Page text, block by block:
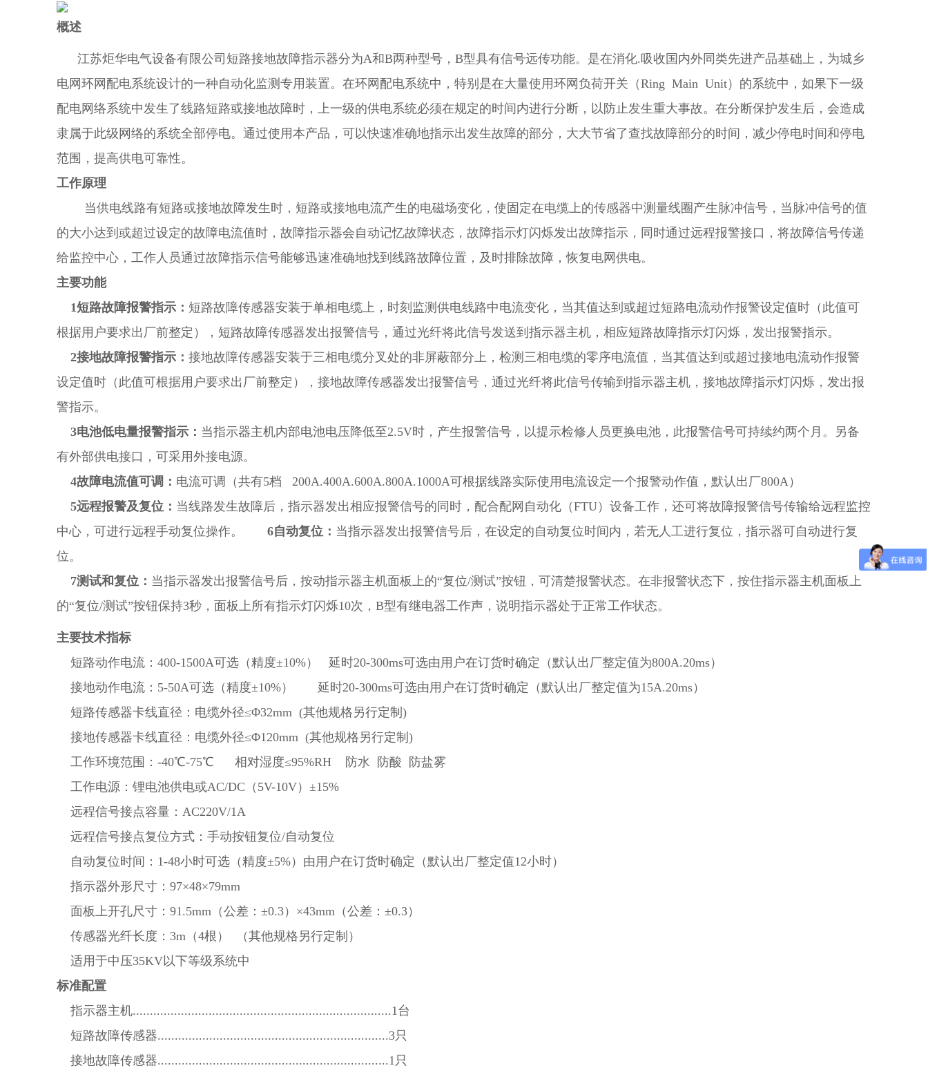
概述
江苏炬华电气设备有限公司短路接地故障指示器分为A和B两种型号，B型具有信号远传功能。是在消化.吸收国内外同类先进产品基础上，为城乡
电网环网配电系统设计的一种自动化监测专用装置。在环网配电系统中，特别是在大量使用环网负荷开关（Ring Main Unit）的系统中，如果下一级
配电网络系统中发生了线路短路或接地故障时，上一级的供电系统必须在规定的时间内进行分断，以防止发生重大事故。在分断保护发生后，会造成
隶属于此级网络的系统全部停电。通过使用本产品，可以快速准确地指示出发生故障的部分，大大节省了查找故障部分的时间，减少停电时间和停电
范围，提高供电可靠性。
工作原理
当供电线路有短路或接地故障发生时，短路或接地电流产生的电磁场变化，使固定在电缆上的传感器中测量线圈产生脉冲信号，当脉冲信号的值
的大小达到或超过设定的故障电流值时，故障指示器会自动记忆故障状态，故障指示灯闪烁发出故障指示，同时通过远程报警接口，将故障信号传递
给监控中心，工作人员通过故障指示信号能够迅速准确地找到线路故障位置，及时排除故障，恢复电网供电。
主要功能
1短路故障报警指示： 短路故障传感器安装于单相电缆上，时刻监测供电线路中电流变化，当其值达到或超过短路电流动作报警设定值时（此值可
根据用户要求出厂前整定），短路故障传感器发出报警信号，通过光纤将此信号发送到指示器主机，相应短路故障指示灯闪烁，发出报警指示。
2接地故障报警指示： 接地故障传感器安装于三相电缆分叉处的非屏蔽部分上，检测三相电缆的零序电流值，当其值达到或超过接地电流动作报警
设定值时（此值可根据用户要求出厂前整定），接地故障传感器发出报警信号，通过光纤将此信号传输到指示器主机，接地故障指示灯闪烁，发出报
警指示。
3电池低电量报警指示： 当指示器主机内部电池电压降低至2.5V时，产生报警信号，以提示检修人员更换电池，此报警信号可持续约两个月。另备
有外部供电接口，可采用外接电源。
4故障电流值可调： 电流可调（共有5档 200A.400A.600A.800A.1000A可根据线路实际使用电流设定一个报警动作值，默认出厂800A）
5远程报警及复位： 当线路发生故障后，指示器发出相应报警信号的同时，配合配网自动化（FTU）设备工作，还可将故障报警信号传输给远程监控
中心，可进行远程手动复位操作。
6自动复位： 当指示器发出报警信号后，在设定的自动复位时间内，若无人工进行复位，指示器可自动进行复
位。
7测试和复位： 当指示器发出报警信号后，按动指示器主机面板上的“复位/测试”按钮，可清楚报警状态。在非报警状态下，按住指示器主机面板上
的“复位/测试”按钮保持3秒，面板上所有指示灯闪烁10次，B型有继电器工作声，说明指示器处于正常工作状态。
主要技术指标
短路动作电流：400-1500A可选（精度±10%） 延时20-300ms可选由用户在订货时确定（默认出厂整定值为800A.20ms）
接地动作电流：5-50A可选（精度±10%） 延时20-300ms可选由用户在订货时确定（默认出厂整定值为15A.20ms）
短路传感器卡线直径：电缆外径≤Φ32mm (其他规格另行定制)
接地传感器卡线直径：电缆外径≤Φ120mm (其他规格另行定制)
工作环境范围：-40℃-75℃ 相对湿度≤95%RH 防水 防酸 防盐雾
工作电源：锂电池供电或AC/DC（5V-10V）±15%
远程信号接点容量：AC220V/1A
远程信号接点复位方式：手动按钮复位/自动复位
自动复位时间：1-48小时可选（精度±5%）由用户在订货时确定（默认出厂整定值12小时）
指示器外形尺寸：97×48×79mm
面板上开孔尺寸：91.5mm（公差：±0.3）×43mm（公差：±0.3）
传感器光纤长度：3m（4根） （其他规格另行定制）
适用于中压35KV以下等级系统中
标准配置
指示器主机...........................................................................1台
短路故障传感器...................................................................3只
接地故障传感器...................................................................1只